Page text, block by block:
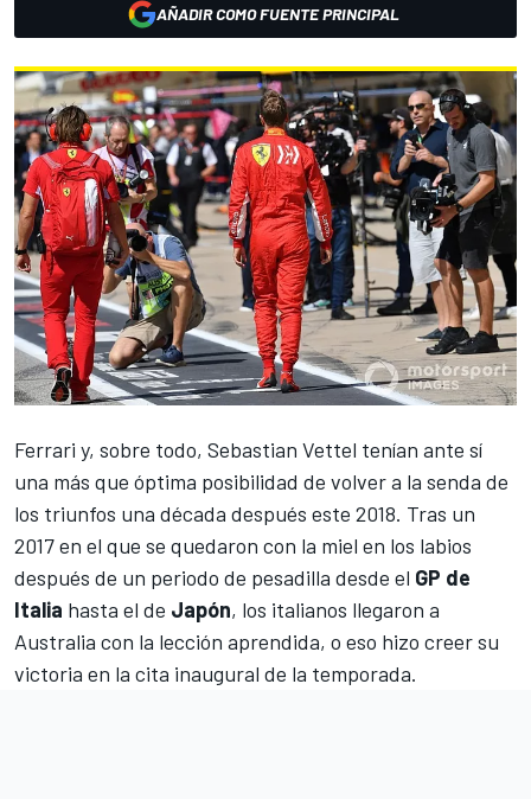
AÑADIR COMO FUENTE PRINCIPAL
Ferrari y, sobre todo, Sebastian Vettel tenían ante sí
una más que óptima posibilidad de volver a la senda de
los triunfos una década después este 2018. Tras un
2017 en el que se quedaron con la miel en los labios
después de un periodo de pesadilla desde el GP de
Italia hasta el de Japón, los italianos llegaron a
Australia con la lección aprendida, o eso hizo creer su
victoria en la cita inaugural de la temporada.